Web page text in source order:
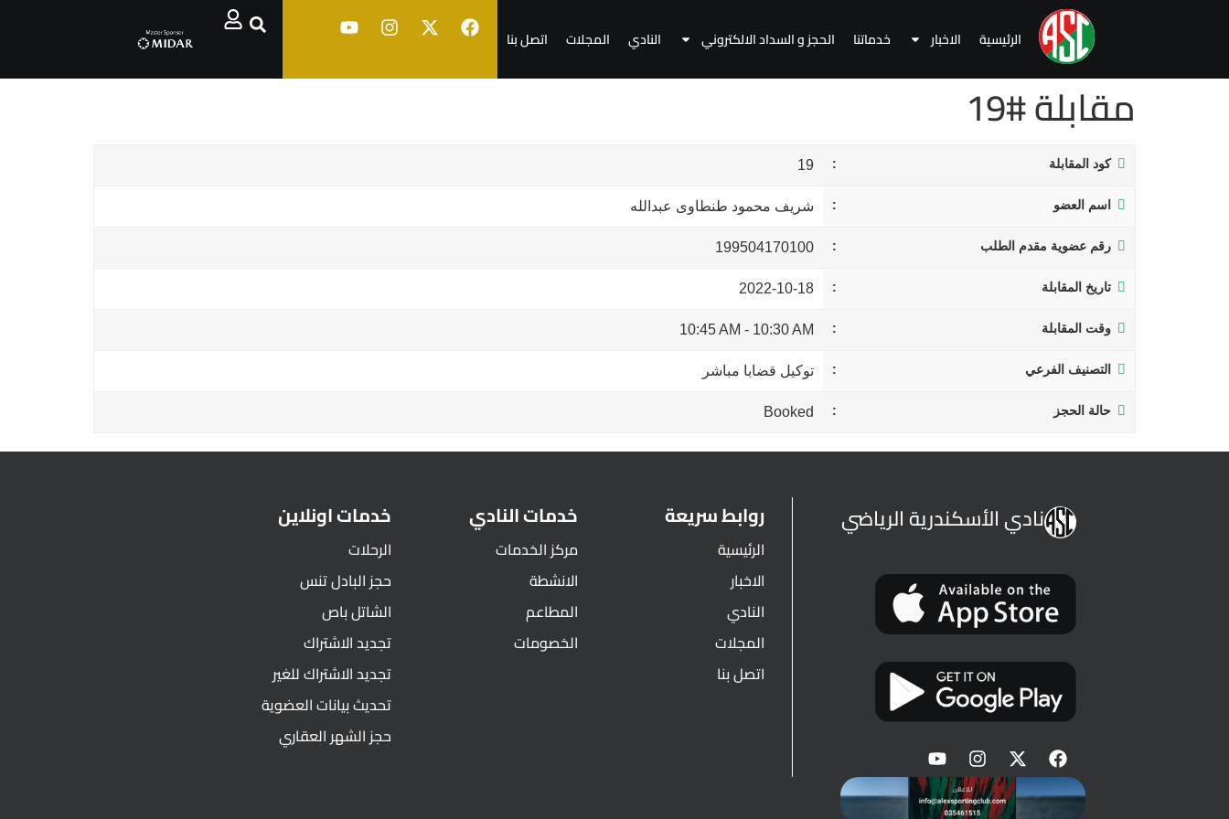
الرئيسية الاخبار خدماتنا الحجز و السداد الالكتروني النادي المجلات اتصل بنا
مقابلة #19
كود المقابلة 19
اسم العضو شريف محمود طنطاوى عبدالله
رقم عضوية مقدم الطلب 199504170100
تاريخ المقابلة 2022-10-18
وقت المقابلة 10:30 AM
-
10:45 AM
التصنيف الفرعي توكيل قضابا مباشر
حالة الحجز Booked
نادي الأسكندرية الرياضي روابط سريعة
الرئيسية
الاخبار
النادي
المجلات
اتصل بنا
خدمات النادي
مركز الخدمات
الانشطة
المطاعم
الخصومات
خدمات اونلاين
الرحلات
حجز البادل تنس
الشاتل باص
تجديد الاشتراك
تجديد الاشتراك للغير
تحديث بيانات العضوية
حجز الشهر العقاري